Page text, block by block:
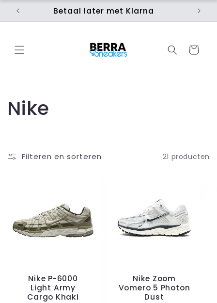
naar de
content
Betaal later met Klarna
Winkelwagen
C
l
c
Nike
Filteren en sorteren 21 producten
Nike P-6000
Light Army
Cargo Khaki
Nike Zoom
Vomero 5 Photon
Dust